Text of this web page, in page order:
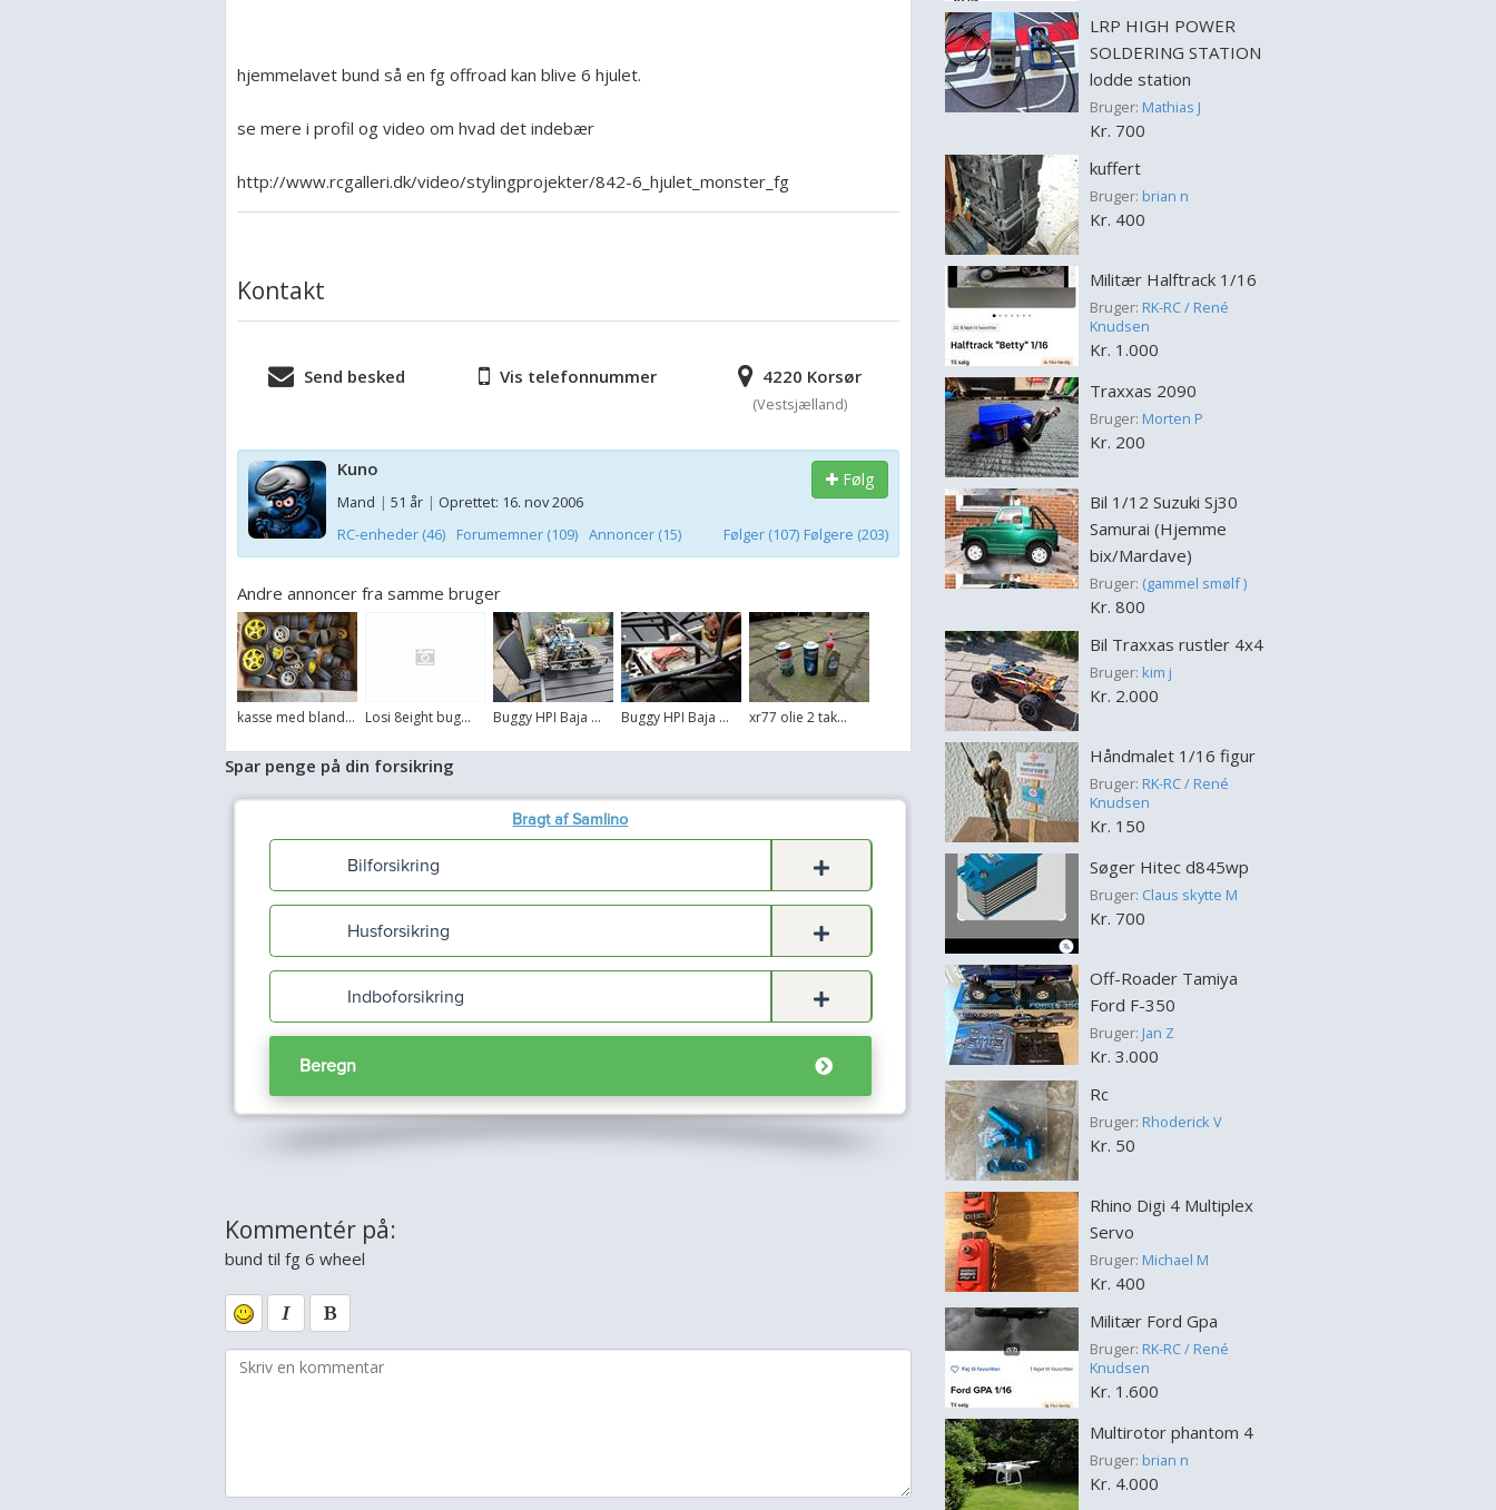
hjemmelavet bund så en fg offroad kan blive 6 hjulet.
se mere i profil og video om hvad det indebær
http://www.rcgalleri.dk/video/stylingprojekter/842-6_hjulet_monster_fg
Kontakt
Send besked Vis telefonnummer 4220 Korsør
(Vestsjælland)
Kuno
Mand | 51 år | Oprettet: 16. nov 2006
RC-enheder (46)
Forumemner (109) Annoncer (15)
Følg
Følger (107) Følgere (203)
Andre annoncer fra samme bruger
kasse med bland... Losi 8eight bug... Buggy HPI Baja ... Buggy HPI Baja ... xr77 olie 2 tak...
Spar penge på din forsikring
Kommentér på:
bund til fg 6 wheel
LRP HIGH POWER
SOLDERING STATION
lodde station
Bruger: Mathias J
Kr. 700
kuffert
Bruger: brian n
Kr. 400
Militær Halftrack 1/16
Bruger: RK-RC / René
Knudsen
Kr. 1.000
Traxxas 2090
Bruger: Morten P
Kr. 200
Bil 1/12 Suzuki Sj30
Samurai (Hjemme
bix/Mardave)
Bruger: (gammel smølf )
Kr. 800
Bil Traxxas rustler 4x4
Bruger: kim j
Kr. 2.000
Håndmalet 1/16 figur
Bruger: RK-RC / René
Knudsen
Kr. 150
Søger Hitec d845wp
Bruger: Claus skytte M
Kr. 700
Off-Roader Tamiya
Ford F-350
Bruger: Jan Z
Kr. 3.000
Rc
Bruger: Rhoderick V
Kr. 50
Rhino Digi 4 Multiplex
Servo
Bruger: Michael M
Kr. 400
Militær Ford Gpa
Bruger: RK-RC / René
Knudsen
Kr. 1.600
Multirotor phantom 4
Bruger: brian n
Kr. 4.000